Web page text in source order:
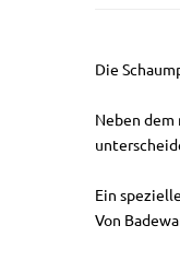
Die
Neben dem
Ein
Von